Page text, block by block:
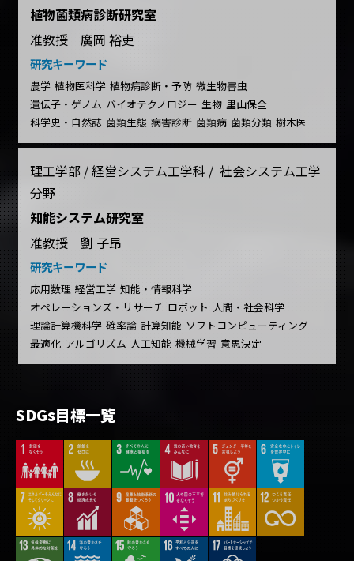
植物菌類病診断研究室
准教授 廣岡 裕吏
研究キーワード
農学 植物医科学 植物病診断・予防 微生物害虫
遺伝子・ゲノム バイオテクノロジー 生物 里山保全
科学史・自然誌 菌類生態 病害診断 菌類病 菌類分類 樹木医
理工学部 / 経営システム工学科 / 社会システム工学
分野
知能システム研究室
准教授 劉 子昂
研究キーワード
応用数理 経営工学 知能・情報科学
オペレーションズ・リサーチ ロボット 人間・社会科学
理論計算機科学 確率論 計算知能 ソフトコンピューティング
最適化 アルゴリズム 人工知能 機械学習 意思決定
SDGs目標一覧